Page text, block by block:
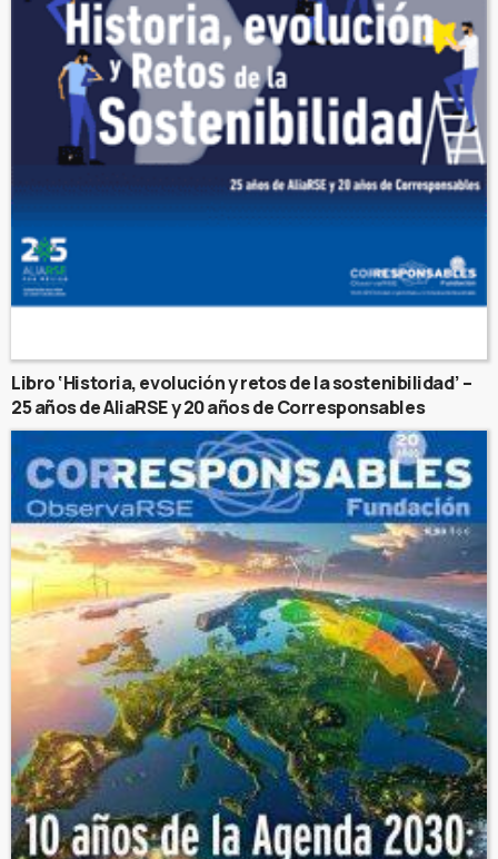
Libro ‘Historia, evolución y retos de la sostenibilidad’ –
25 años de AliaRSE y 20 años de Corresponsables